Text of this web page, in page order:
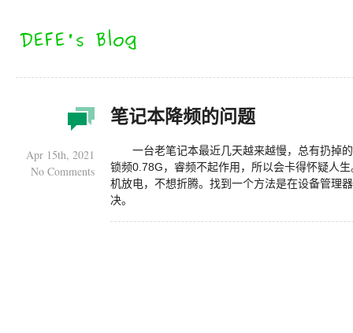
笔记本降频的问题
Apr 15th, 2021
No Comments
一台老笔记本最近几天越来越慢，总有扔掉
锁频0.78G，睿频不起作用，所以会卡得怀疑人
机放电，不想折腾。找到一个方法是在设备管理
决。